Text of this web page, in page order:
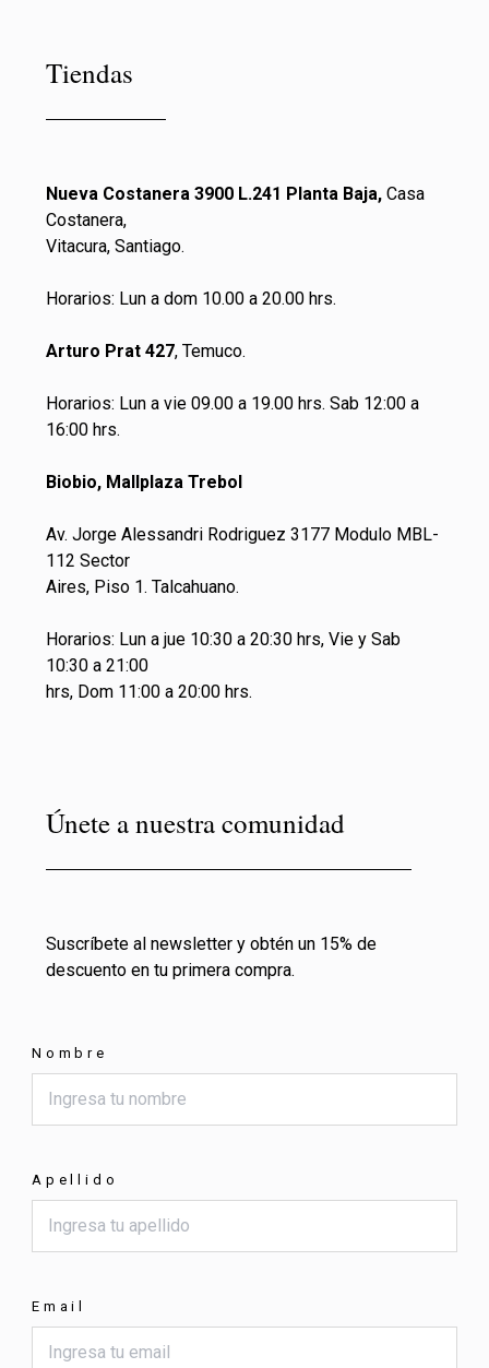
Tiendas
Nueva Costanera 3900 L.241 Planta Baja, Casa
Costanera,
Vitacura, Santiago.
Horarios: Lun a dom 10.00 a 20.00 hrs.
Arturo Prat 427, Temuco.
Horarios: Lun a vie 09.00 a 19.00 hrs. Sab 12:00 a
16:00 hrs.
Biobio, Mallplaza Trebol
Av. Jorge Alessandri Rodriguez 3177 Modulo MBL-
112 Sector
Aires, Piso 1. Talcahuano.
Horarios: Lun a jue 10:30 a 20:30 hrs, Vie y Sab
10:30 a 21:00
hrs, Dom 11:00 a 20:00 hrs.
Únete a nuestra comunidad
Suscríbete al newsletter y obtén un 15% de
descuento en tu primera compra.
Nombre
Apellido
Email